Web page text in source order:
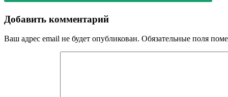
Добавить комментарий
Ваш адрес email не будет опубликован. Обязательные поля